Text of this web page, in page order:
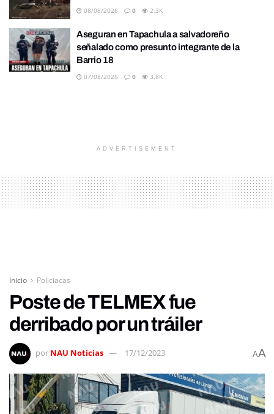
08/08/2026 0 2.3K
Aseguran en Tapachula a salvadoreño
señalado como presunto integrante de la
Barrio 18
07/08/2026 0 3.8K
ADVERTISEMENT
Inicio Policiacas
Poste de TELMEX fue
derribado por un tráiler
por NAU Noticias 17/12/2023 AA